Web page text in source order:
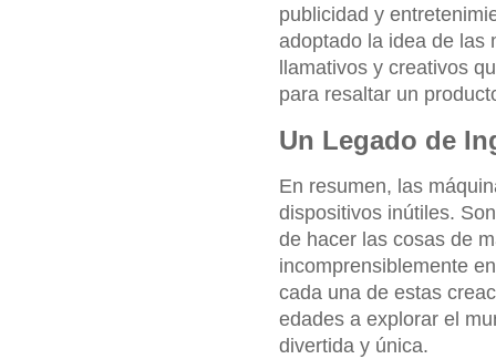
publicidad y
adoptado la idea de las
llamativos y creativos
para resaltar un
Un Legado de
En resumen, las
dispositivos inútiles.
de hacer las cosas de
incomprensiblemente
cada una de estas
edades a explorar el
divertida y única.